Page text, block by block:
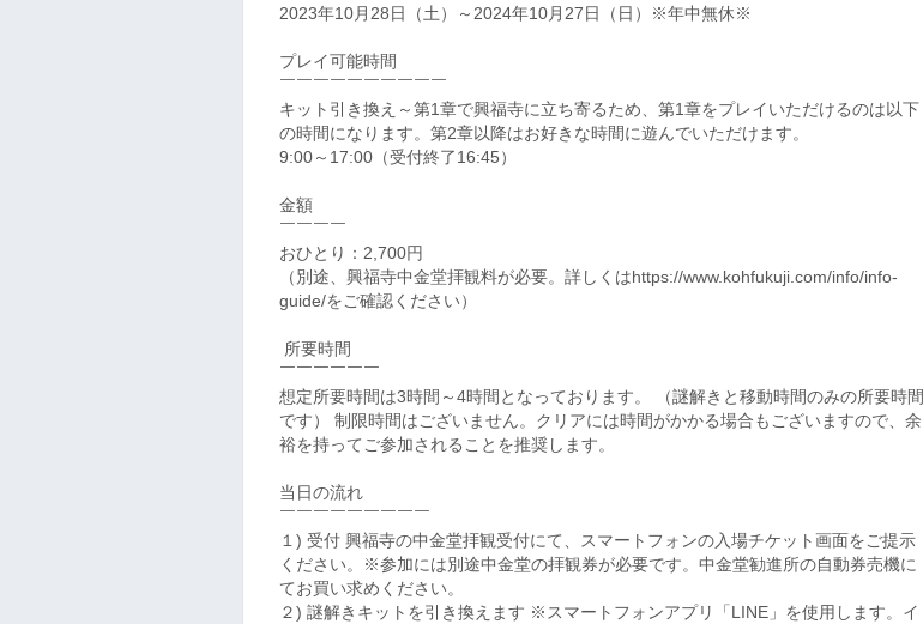
2023年10月28日（土）～2024年10月27日（日）※年中無休※
プレイ可能時間
￣￣￣￣￣￣￣￣￣￣
キット引き換え～第1章で興福寺に立ち寄るため、第1章をプレイいただけるのは以下
の時間になります。第2章以降はお好きな時間に遊んでいただけます。
9:00～17:00（受付終了16:45）
金額
￣￣￣￣
おひとり：2,700円
（別途、興福寺中金堂拝観料が必要。詳しくはhttps://www.kohfukuji.com/info/info-
guide/をご確認ください）
所要時間
￣￣￣￣￣￣
想定所要時間は3時間～4時間となっております。 （謎解きと移動時間のみの所要時間
です） 制限時間はございません。クリアには時間がかかる場合もございますので、余
裕を持ってご参加されることを推奨します。
当日の流れ
￣￣￣￣￣￣￣￣￣
１) 受付 興福寺の中金堂拝観受付にて、スマートフォンの入場チケット画面をご提示
ください。
※参加には別途中金堂の拝観券が必要です。中金堂勧進所の自動券売機に
てお買い求めください。
２) 謎解きキットを引き換えます ※スマートフォンアプリ「LINE」を使用します。イ